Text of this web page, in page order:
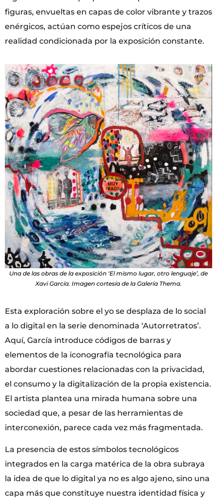
figuras, envueltas en capas de color vibrante y trazos
enérgicos, actúan como espejos críticos de una
realidad condicionada por la exposición constante.
Una de las obras de la exposición ‘El mismo lugar, otro lenguaje’, de
Xavi García. Imagen cortesía de la Galería Thema.
Esta exploración sobre el yo se desplaza de lo social
a lo digital en la serie denominada ‘Autorretratos’.
Aquí, García introduce códigos de barras y
elementos de la iconografía tecnológica para
abordar cuestiones relacionadas con la privacidad,
el consumo y la digitalización de la propia existencia.
El artista plantea una mirada humana sobre una
sociedad que, a pesar de las herramientas de
interconexión, parece cada vez más fragmentada.
La presencia de estos símbolos tecnológicos
integrados en la carga matérica de la obra subraya
la idea de que lo digital ya no es algo ajeno, sino una
capa más que constituye nuestra identidad física y